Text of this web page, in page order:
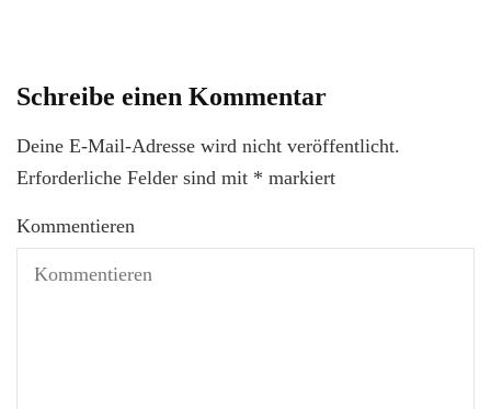
Schreibe einen Kommentar
Deine E-Mail-Adresse wird nicht veröffentlicht.
Erforderliche Felder sind mit * markiert
Kommentieren